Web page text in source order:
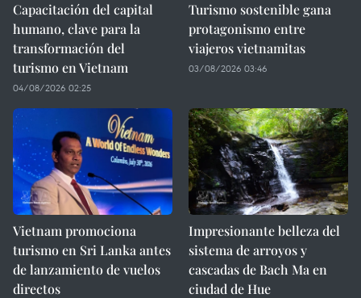
Capacitación del capital
humano, clave para la
transformación del
turismo en Vietnam
04/08/2026 02:25
Turismo sostenible gana
protagonismo entre
viajeros vietnamitas
03/08/2026 03:46
Vietnam promociona
turismo en Sri Lanka antes
de lanzamiento de vuelos
directos
Impresionante belleza del
sistema de arroyos y
cascadas de Bach Ma en
ciudad de Hue